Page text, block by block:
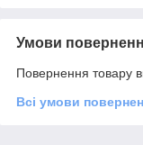
Умови
Повернення товару
Всі умови